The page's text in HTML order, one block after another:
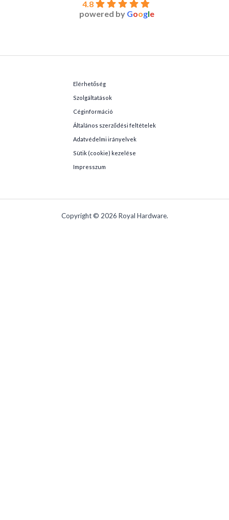
4.8
powered by Google
Elérhetőség
Szolgáltatások
Céginformáció
Általános szerződési feltételek
Adatvédelmi irányelvek
Sütik (cookie) kezelése
Impresszum
Copyright © 2026 Royal Hardware.